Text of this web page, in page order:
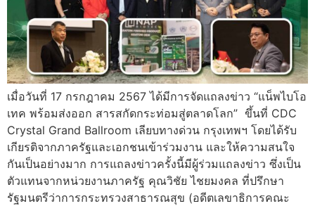
เมื่อวันที่ 17 กรกฎาคม 2567 ได้มีการจัดแถลงข่าว “แน็พไบโอ
เทค พร้อมส่งออก สารสกัดกระท่อมสู่ตลาดโลก” ขึ้นที่ CDC
Crystal Grand Ballroom เลียบทางด่วน กรุงเทพฯ โดยได้รับ
เกียรติจากภาครัฐและเอกชนเข้าร่วมงาน และให้ความสนใจ
กันเป็นอย่างมาก การแถลงข่าวครั้งนี้มีผู้ร่วมแถลงข่าว ซึ่งเป็น
ตัวแทนจากหน่วยงานภาครัฐ คุณวิชัย ไชยมงคล ที่ปรึกษา
รัฐมนตรีว่าการกระทรวงสาธารณสุข (อดีตเลขาธิการคณะ